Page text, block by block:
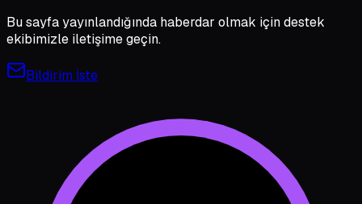
Bu sayfa yayınlandığında haberdar olmak için destek
ekibimizle iletişime geçin.
Bildirim İste